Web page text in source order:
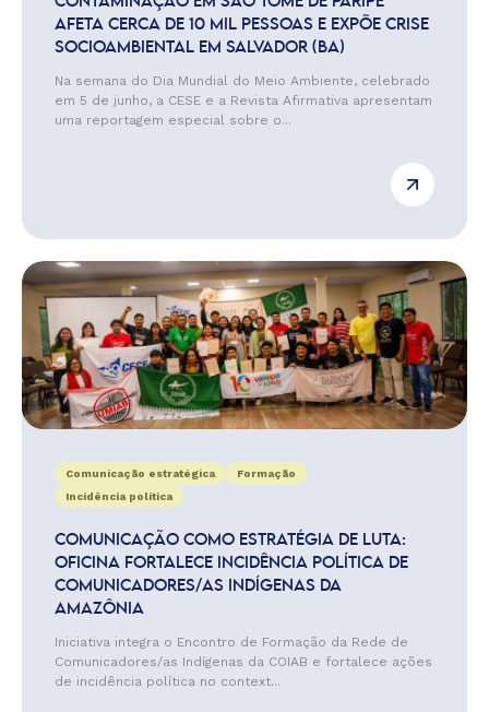
AFETA CERCA DE 10 MIL PESSOAS E EXPÕE CRISE
SOCIOAMBIENTAL EM SALVADOR (BA)
Na semana do Dia Mundial do Meio Ambiente, celebrado
em 5 de junho, a CESE e a Revista Afirmativa apresentam
uma reportagem especial sobre o...
Comunicação estratégica
Formação
Incidência política
COMUNICAÇÃO COMO ESTRATÉGIA DE LUTA:
OFICINA FORTALECE INCIDÊNCIA POLÍTICA DE
COMUNICADORES/AS INDÍGENAS DA
AMAZÔNIA
Iniciativa integra o Encontro de Formação da Rede de
Comunicadores/as Indígenas da COIAB e fortalece ações
de incidência política no context...